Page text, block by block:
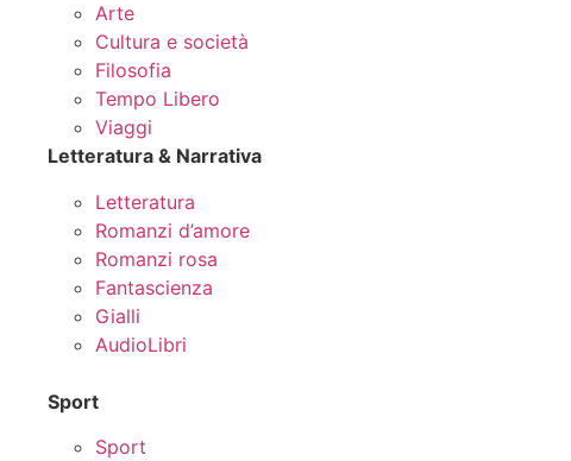
Arte
Cultura e società
Filosofia
Tempo Libero
Viaggi
Letteratura & Narrativa
Letteratura
Romanzi d’amore
Romanzi rosa
Fantascienza
Gialli
AudioLibri
Sport
Sport